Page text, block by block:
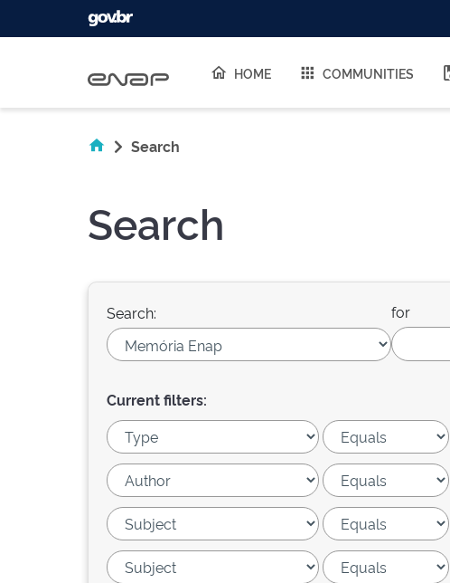
HOME COMMUNITIES
Search
Search
Search: for
Current filters: